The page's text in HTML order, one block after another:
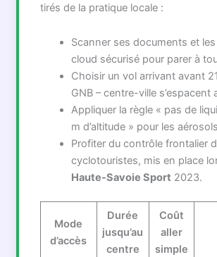
tirés de la pratique locale :
Scanner ses documents et
cloud sécurisé pour parer à
Choisir un vol arrivant avant
GNB – centre-ville s’espacent
Appliquer la règle « pas de
m d’altitude » pour les
Profiter du contrôle frontalier
cyclotouristes, mis en place
Haute-Savoie Sport 2023.
Mode
d’accès
Durée
jusqu’au
centre
Coût
aller
simple